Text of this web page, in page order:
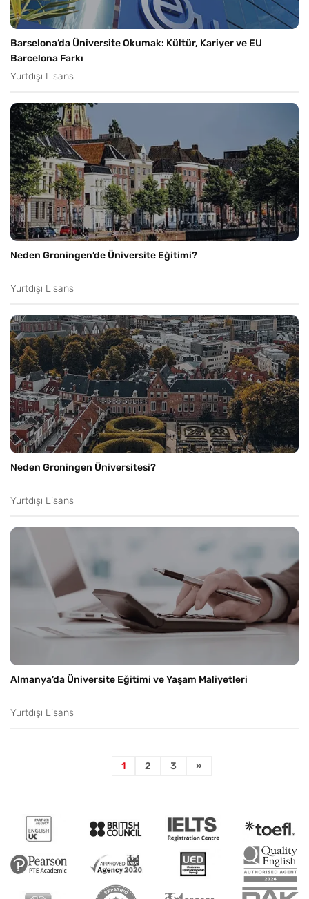
Barselona’da Üniversite Okumak: Kültür, Kariyer ve EU
Barcelona Farkı
Yurtdışı Lisans
Neden Groningen’de Üniversite Eğitimi?
Yurtdışı Lisans
Neden Groningen Üniversitesi?
Yurtdışı Lisans
Almanya’da Üniversite Eğitimi ve Yaşam Maliyetleri
Yurtdışı Lisans
1 2 3 »